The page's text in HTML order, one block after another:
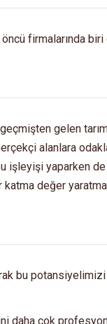
firmalarında biri
gelen
alanlara
yaparken de
değer
bu
daha çok